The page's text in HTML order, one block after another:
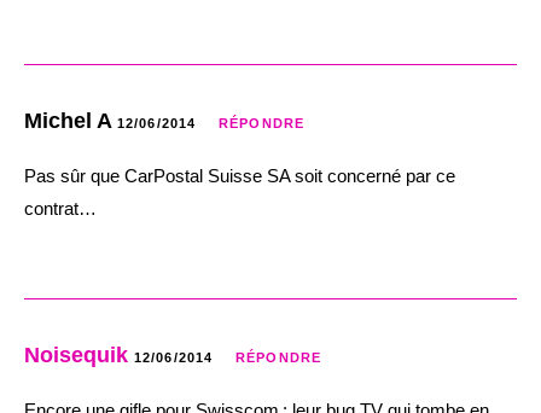
Michel A 12/06/2014 RÉPONDRE
Pas sûr que CarPostal Suisse SA soit concerné par ce
contrat…
Noisequik 12/06/2014 RÉPONDRE